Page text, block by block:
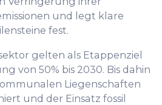
und legt klare
fest.
gelten als Etappenziel
von 50% bis 2030. Bis dahin
Liegenschaften
und der Einsatz fossil